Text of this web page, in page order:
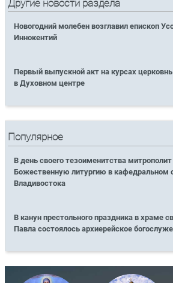
Другие новости раздела
Новогодний молебен возглавил епископ
Иннокентий
Первый выпускной акт на курсах
в Духовном центре
Популярное
В день своего тезоименитства
Божественную литургию в кафедральном
Владивостока
В канун престольного праздника в храме
Павла состоялось архиерейское